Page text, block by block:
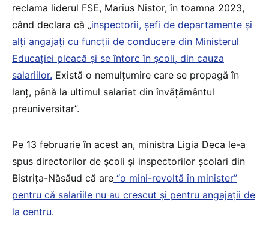
reclama liderul FSE, Marius Nistor, în toamna 2023,
când declara că „inspectorii, șefi de departamente și
alți angajați cu funcții de conducere din Ministerul
Educației pleacă și se întorc în școli, din cauza
salariilor. Există o nemulțumire care se propagă în
lanț, până la ultimul salariat din învățământul
preuniversitar”.
Pe 13 februarie în acest an, ministra Ligia Deca le-a
spus directorilor de școli și inspectorilor școlari din
Bistrița-Năsăud că are “o mini-revoltă în minister”
pentru că salariile nu au crescut și pentru angajații de
la centru.